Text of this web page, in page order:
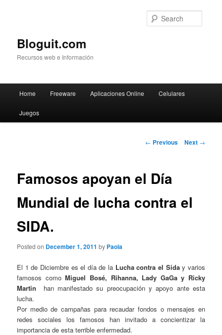
Bloguit.com
Recursos web e Información
Skip
to
Home Freeware Aplicaciones Online Celulares
Juegos
Post
← Previous Next →
Famosos apoyan el Día
Mundial de lucha contra el
SIDA.
Posted on December 1, 2011 by Paola
El 1 de Diciembre es el día de la Lucha contra el Siday varios
famosos comoMiguel Bosé, Rihanna, Lady GaGa y Ricky
Martin han manifestado su preocupación y apoyo ante esta
lucha.
Por medio de campañas para recaudar fondos o mensajes en
redes sociales los famosos han invitado a concientizar la
importancia de esta terrible enfermedad.